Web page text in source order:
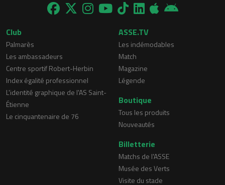
Club
Palmarès
Les ambassadeurs
Centre sportif Robert-Herbin
Index égalité professionnel
L'identité graphique de l'AS Saint-
Étienne
Le cinquantenaire de 76
ASSE.TV
Les indémodables
Match
Magazine
Légende
Boutique
Tous les produits
Nouveautés
Billetterie
Matchs de l'ASSE
Musée des Verts
Visite du stade